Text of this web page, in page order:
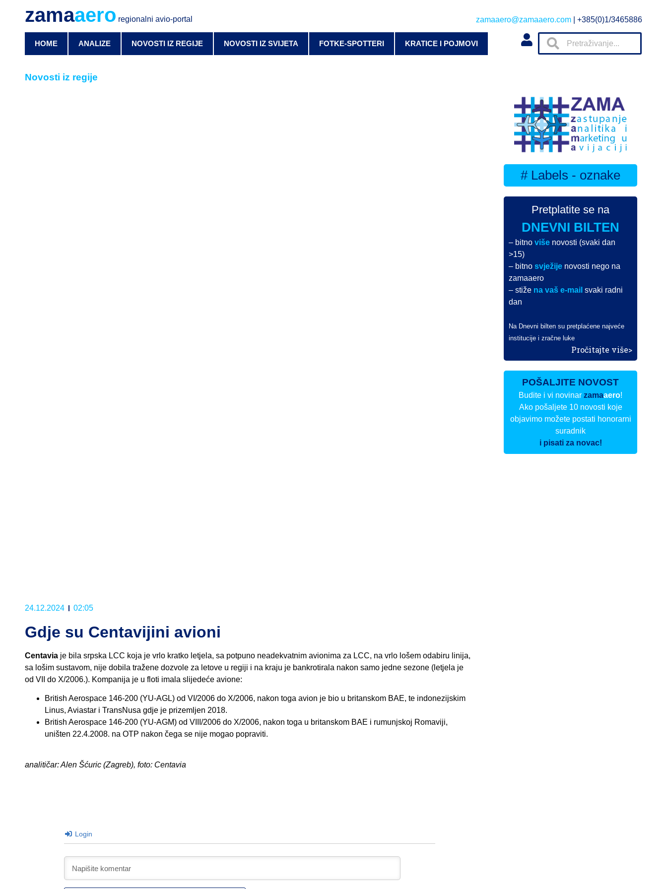
zamaaero regionalni avio-portal zamaaero@zamaaero.com | +385(0)1/3465886
HOME ANALIZE NOVOSTI IZ REGIJE NOVOSTI IZ SVIJETA FOTKE-SPOTTERI KRATICE I POJMOVI
Novosti iz regije
24.12.2024 02:05
Gdje su Centavijini avioni
Centavia je bila srpska LCC koja je vrlo kratko letjela, sa potpuno neadekvatnim avionima za LCC, na vrlo lošem odabiru linija,
sa lošim sustavom, nije dobila tražene dozvole za letove u regiji i na kraju je bankrotirala nakon samo jedne sezone (letjela je
od VII do X/2006.). Kompanija je u floti imala slijedeće avione:
British Aerospace 146-200 (YU-AGL) od VI/2006 do X/2006, nakon toga avion je bio u britanskom BAE, te indonezijskim
Linus, Aviastar i TransNusa gdje je prizemljen 2018.
British Aerospace 146-200 (YU-AGM) od VIII/2006 do X/2006, nakon toga u britanskom BAE i rumunjskoj Romaviji,
uništen 22.4.2008. na OTP nakon čega se nije mogao popraviti.
analitičar: Alen Šćuric (Zagreb), foto: Centavia
Login
# Labels - oznake
Pretplatite se na
DNEVNI BILTEN
– bitnoviše novosti (svaki dan
>15)
– bitnosvježije novosti nego na
zamaaero
– stiže na vaš e-mail svaki radni
dan
Na Dnevni bilten su pretplaćene najveće
institucije i zračne luke
Pročitajte više>
POŠALJITE NOVOST
Budite i vi novinarzamaaero!
Ako pošaljete 10 novosti koje
objavimo možete postati honorarni
suradnik
i pisati za novac!